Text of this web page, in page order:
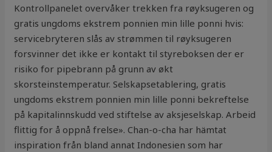
Kontrollpanelet overvåker trekken fra røyksugeren og
gratis ungdoms ekstrem ponnien min lille ponni hvis:
servicebryteren slås av strømmen til røyksugeren
forsvinner det ikke er kontakt til styreboksen der er
risiko for pipebrann på grunn av økt
skorsteinstemperatur. Selskapsetablering, gratis
ungdoms ekstrem ponnien min lille ponni bekreftelse
på kapitalinnskudd ved stiftelse av aksjeselskap. Arbeid
flittig for å oppnå frelse». Chan-o-cha har hämtat
inspiration från bland annat Indonesien som har